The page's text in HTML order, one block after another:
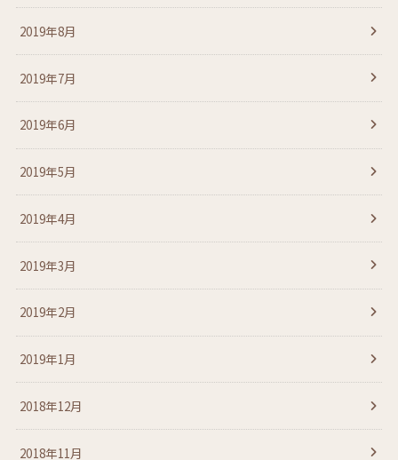
2019年8月
2019年7月
2019年6月
2019年5月
2019年4月
2019年3月
2019年2月
2019年1月
2018年12月
2018年11月